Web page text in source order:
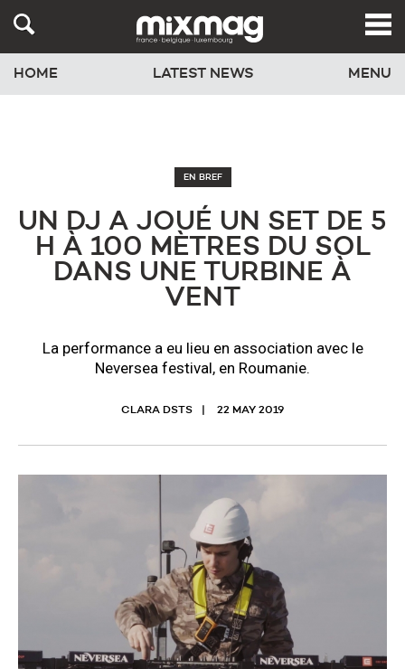
HOME LATEST NEWS MENU
EN BREF
UN DJ A JOUÉ UN SET DE 5
H À 100 MÈTRES DU SOL
DANS UNE TURBINE À
VENT
La performance a eu lieu en association avec le
Neversea festival, en Roumanie.
CLARA DSTS 22 MAY 2019